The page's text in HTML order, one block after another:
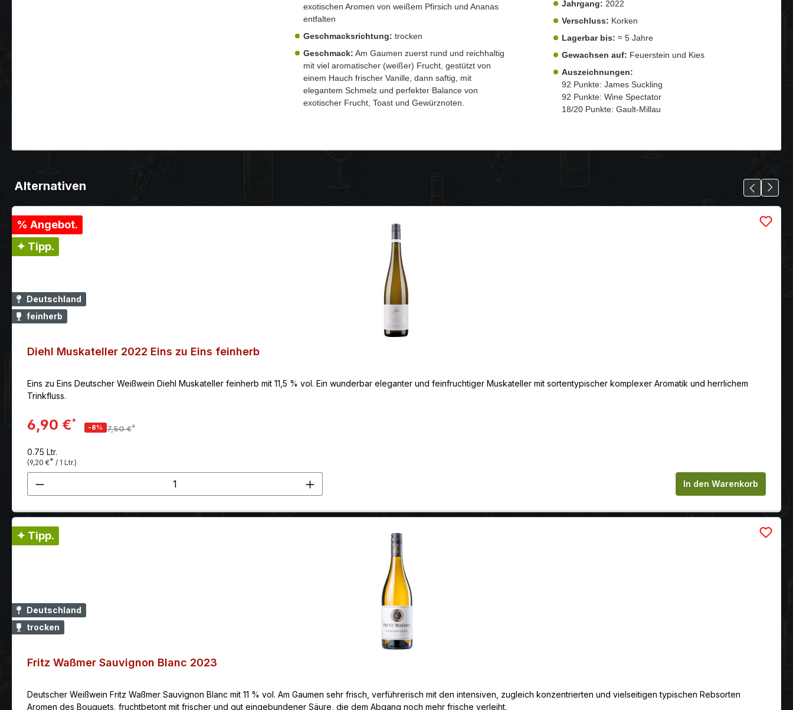
exotischen Aromen von weißem Pfirsich und Ananas
entfalten
Geschmacksrichtung: trocken
Geschmack: Am Gaumen zuerst rund und reichhaltig
mit viel aromatischer (weißer) Frucht, gestützt von
einem Hauch frischer Vanille, dann saftig, mit
elegantem Schmelz und perfekter Balance von
exotischer Frucht, Toast und Gewürznoten.
Jahrgang: 2022
Verschluss: Korken
Lagerbar bis: ≈ 5 Jahre
Gewachsen auf: Feuerstein und Kies
Auszeichnungen:
92 Punkte: James Suckling
92 Punkte: Wine Spectator
18/20 Punkte: Gault-Millau
Alternativen
% Angebot.
✦ Tipp.
Deutschland
feinherb
Diehl Muskateller 2022 Eins zu Eins feinherb
Eins zu Eins Deutscher Weißwein Diehl Muskateller feinherb mit 11,5 % vol. Ein wunderbar eleganter und feinfruchtiger Muskateller mit sortentypischer komplexer Aromatik und herrlichem
Trinkfluss.
6,90 €*
-8% 7,50 €*
0.75 Ltr.
(9,20 €* / 1 Ltr.)
Produkt Anzahl: Gib den gewünschten Wert ein oder benutze die Schaltflächen um die Anzahl zu erhöhen oder
In den Warenkorb
✦ Tipp.
Deutschland
trocken
Fritz Waßmer Sauvignon Blanc 2023
Deutscher Weißwein Fritz Waßmer Sauvignon Blanc mit 11 % vol. Am Gaumen sehr frisch, verführerisch mit den intensiven, zugleich konzentrierten und vielseitigen typischen Rebsorten
Aromen des Bouquets, fruchtbetont mit frischer und gut eingebundener Säure, die dem Abgang noch mehr frische verleiht.